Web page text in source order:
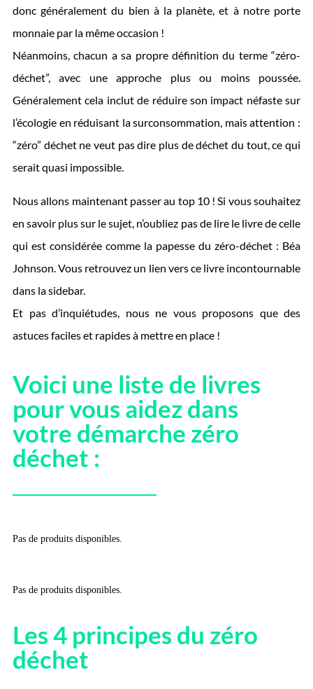
donc généralement du bien à la planète, et à notre porte
monnaie par la même occasion !
Néanmoins, chacun a sa propre définition du terme “zéro-
déchet”, avec une approche plus ou moins poussée.
Généralement cela inclut de réduire son impact néfaste sur
l’écologie en réduisant la surconsommation, mais attention :
“zéro” déchet ne veut pas dire plus de déchet du tout, ce qui
serait quasi impossible.
Nous allons maintenant passer au top 10 ! Si vous souhaitez
en savoir plus sur le sujet, n’oubliez pas de lire le livre de celle
qui est considérée comme la papesse du zéro-déchet : Béa
Johnson. Vous retrouvez un lien vers ce livre incontournable
dans la sidebar.
Et pas d’inquiétudes, nous ne vous proposons que des
astuces faciles et rapides à mettre en place !
Voici une liste de livres
pour vous aidez dans
votre démarche zéro
déchet :
Pas de produits disponibles.
Pas de produits disponibles.
Les 4 principes du zéro
déchet